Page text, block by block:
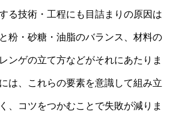
る技術・工程にも目詰まりの原因は
粉・砂糖・油脂のバランス、材料の
ンゲの立て方などがそれにあたりま
は、これらの要素を意識して組み立
、コツをつかむことで失敗が減りま